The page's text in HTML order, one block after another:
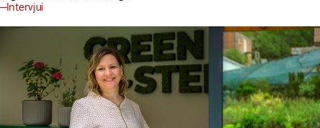
Intervjui